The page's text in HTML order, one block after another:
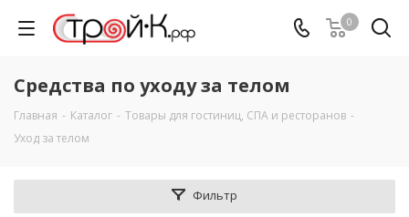
0
Средства по уходу за телом
Главная - Каталог - Товары для гостиниц, СПА и ресторанов -
Уход за телом
Фильтр